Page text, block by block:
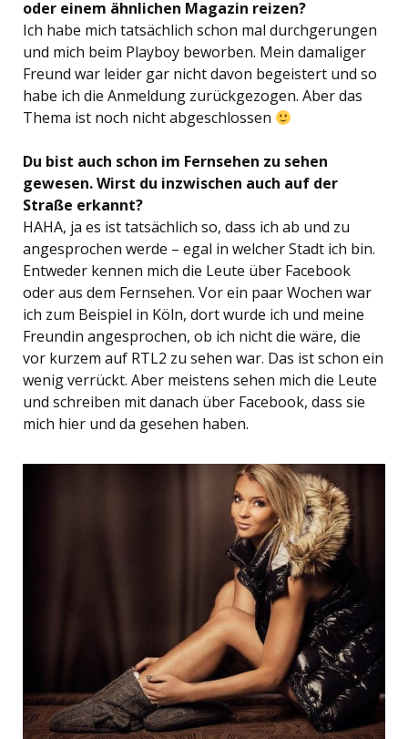
oder einem ähnlichen Magazin reizen?
Ich habe mich tatsächlich schon mal durchgerungen
und mich beim Playboy beworben. Mein damaliger
Freund war leider gar nicht davon begeistert und so
habe ich die Anmeldung zurückgezogen. Aber das
Thema ist noch nicht abgeschlossen
Du bist auch schon im Fernsehen zu sehen
gewesen. Wirst du inzwischen auch auf der
Straße erkannt?
HAHA, ja es ist tatsächlich so, dass ich ab und zu
angesprochen werde – egal in welcher Stadt ich bin.
Entweder kennen mich die Leute über Facebook
oder aus dem Fernsehen. Vor ein paar Wochen war
ich zum Beispiel in Köln, dort wurde ich und meine
Freundin angesprochen, ob ich nicht die wäre, die
vor kurzem auf RTL2 zu sehen war. Das ist schon ein
wenig verrückt. Aber meistens sehen mich die Leute
und schreiben mit danach über Facebook, dass sie
mich hier und da gesehen haben.